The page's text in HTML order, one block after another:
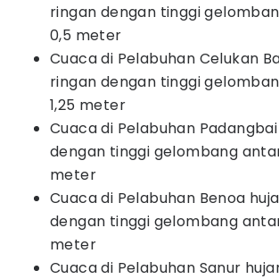
ringan dengan tinggi
0,5 meter
Cuaca di Pelabuhan Celukan
ringan dengan tinggi
1,25 meter
Cuaca di Pelabuhan
dengan tinggi gelombang
meter
Cuaca di Pelabuhan Benoa
dengan tinggi gelombang
meter
Cuaca di Pelabuhan Sanur